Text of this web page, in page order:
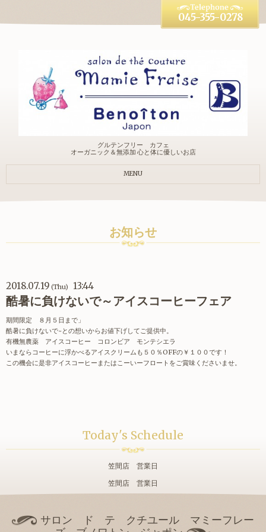
グルテンフリー カフェ
オーガニック＆無添加 心と体に優しいお店
045-355-0278
MENU
お知らせ
2018.07.19 (Thu) 13:44
酷暑に負けないで～アイスコーヒーフェア
期間限定 ８月５日まで」
酷暑に負けないで~との想いからお値下げしてご提供中。
有機無農薬 アイスコーヒー コロンビア モンテシエラ
いまならコーヒーに浮かべるアイスクリームも５０％OFFの￥１００です！
この機会に是非アイスコーヒーまたはこーいーフロートをご賞味くださいませ。
Today's Schedule
笠間店 営業日
笠間店 営業日
サロン ド テ クチユール マミーフレー